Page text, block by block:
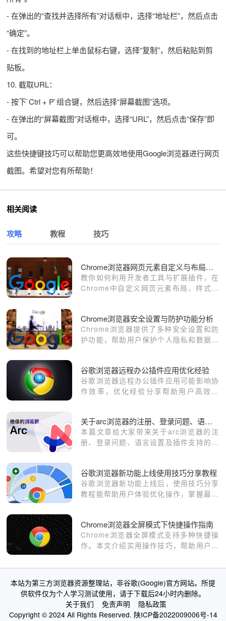
- 在弹出的“查找并选择所有”对话框中，选择“地址栏”，然后点击
“确定”。
- 在找到的地址栏上单击鼠标右键，选择“复制”，然后粘贴到剪
贴板。
10. 截取URL：
- 按下`Ctrl + P`组合键，然后选择“屏幕截图”选项。
- 在弹出的“屏幕截图”对话框中，选择“URL”，然后点击“保存”即
可。
这些快捷键技巧可以帮助您更高效地使用Google浏览器进行网页
截图。希望对您有所帮助！
相关阅读
攻略 教程 技巧
Chrome浏览器网页元素自定义与布局优化
教你如何利用开发者工具与扩展插件，在
Chrome中自定义网页元素布局、样式与
Chrome浏览器安全设置与防护功能分析
Chrome浏览器提供了多种安全设置和防
护功能，帮助用户保护个人隐私和数据安
谷歌浏览器远程办公插件应用优化经验
谷歌浏览器远程办公插件应用可能影响协
作效率，优化经验分享帮助用户高效使
关于arc浏览器的注册、登录问题、语言设置及插件支持的解答
本篇文章给大家带来关于arc浏览器的注
册、登录问题、语言设置及插件支持的解
谷歌浏览器新功能上线使用技巧分享教程
谷歌浏览器新功能上线后，使用技巧分享
教程能帮助用户体验优化操作，掌握最新
Chrome浏览器全屏模式下快捷操作指南
Chrome浏览器全屏模式支持多种快捷操
作。本文介绍实用操作技巧，帮助用户提
本站为第三方浏览器资源整理站，非谷歌(Google)官方网站。所提
供软件仅为个人学习测试使用，请于下载后24小时内删除。
关于我们
免责声明
隐私政策
Copyright © 2024 All Rights Reserved. 陕ICP备2022009006号-14